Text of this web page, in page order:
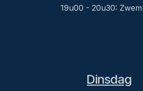
19u00 - 20u30:
Dinsdag